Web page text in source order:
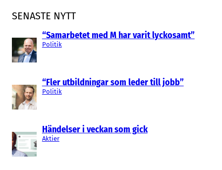
SENASTE NYTT
“Samarbetet med M har varit lyckosamt”
Politik
“Fler utbildningar som leder till jobb”
Politik
Händelser i veckan som gick
Aktier